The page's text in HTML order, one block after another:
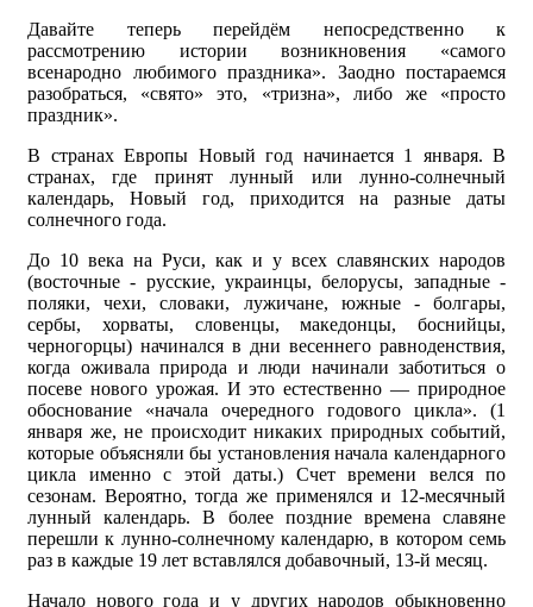
Давайте теперь перейдём непосредственно к
рассмотрению истории возникновения «самого
всенародно любимого праздника». Заодно постараемся
разобраться, «свято» это, «тризна», либо же «просто
праздник».
В странах Европы Новый год начинается 1 января. В
странах, где принят лунный или лунно-солнечный
календарь, Новый год, приходится на разные даты
солнечного года.
До 10 века на Руси, как и у всех славянских народов
(восточные - русские, украинцы, белорусы, западные -
поляки, чехи, словаки, лужичане, южные - болгары,
сербы, хорваты, словенцы, македонцы, боснийцы,
черногорцы) начинался в дни весеннего равноденствия,
когда оживала природа и люди начинали заботиться о
посеве нового урожая. И это естественно — природное
обоснование «начала очередного годового цикла». (1
января же, не происходит никаких природных событий,
которые объясняли бы установления начала календарного
цикла именно с этой даты.) Счет времени велся по
сезонам. Вероятно, тогда же применялся и 12-месячный
лунный календарь. В более поздние времена славяне
перешли к лунно-солнечному календарю, в котором семь
раз в каждые 19 лет вставлялся добавочный, 13-й месяц.
Начало нового года и у других народов обыкновенно